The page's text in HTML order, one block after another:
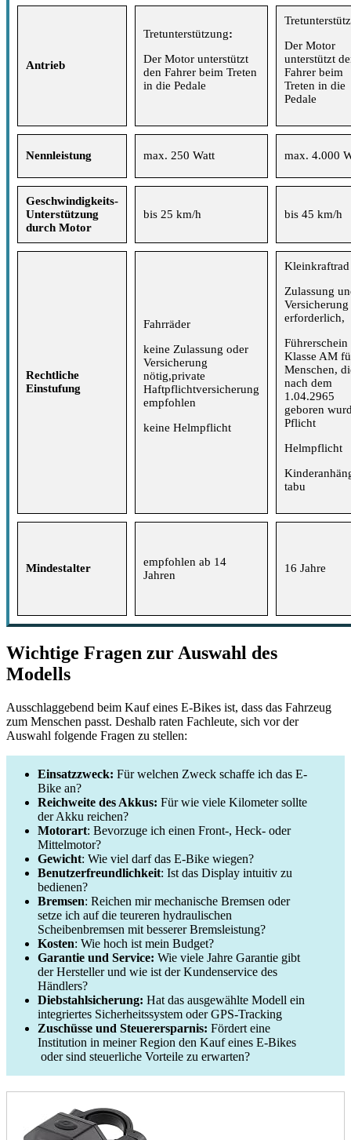
Antrieb
Tretunterstützung:
Der Motor unterstützt
den Fahrer beim Treten
in die Pedale
Der Motor
unterstützt
Fahrer beim
Treten in die
Pedale
Nennleistung max. 250 Watt max. 4.000
Geschwindigkeits-
Unterstützung
durch Motor
bis 25 km/h bis 45 km/h
Rechtliche
Einstufung
Fahrräder
keine Zulassung oder
Versicherung
nötig,private
Haftpflichtversicherung
empfohlen
keine Helmpflicht
Kleinkraftrad
Zulassung
Versicherung
erforderlich,
Führerschein
Klasse AM
Menschen,
nach dem
1.04.2965
geboren
Pflicht
Helmpflicht
tabu
Mindestalter
empfohlen ab 14
Jahren
16 Jahre
Wichtige Fragen zur Auswahl des
Modells
Ausschlaggebend beim Kauf eines E-Bikes ist, dass das Fahrzeug
zum Menschen passt. Deshalb raten Fachleute, sich vor der
Auswahl folgende Fragen zu stellen:
Einsatzzweck: Für welchen Zweck schaffe ich das E-
Bike an?
Reichweite des Akkus: Für wie viele Kilometer sollte
der Akku reichen?
Motorart: Bevorzuge ich einen Front-, Heck- oder
Mittelmotor?
Gewicht: Wie viel darf das E-Bike wiegen?
Benutzerfreundlichkeit: Ist das Display intuitiv zu
bedienen?
Bremsen: Reichen mir mechanische Bremsen oder
setze ich auf die teureren hydraulischen
Scheibenbremsen mit besserer Bremsleistung?
Kosten: Wie hoch ist mein Budget?
Garantie und Service: Wie viele Jahre Garantie gibt
der Hersteller und wie ist der Kundenservice des
Händlers?
Diebstahlsicherung: Hat das ausgewählte Modell ein
integriertes Sicherheitssystem oder GPS-Tracking
Zuschüsse und Steuerersparnis: Fördert eine
Institution in meiner Region den Kauf eines E-Bikes
oder sind steuerliche Vorteile zu erwarten?